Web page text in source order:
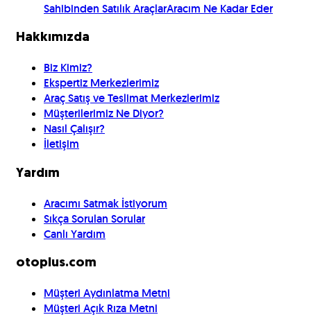
Sahibinden Satılık AraçlarAracım Ne Kadar Eder
Hakkımızda
Biz Kimiz?
Ekspertiz Merkezlerimiz
Araç Satış ve Teslimat Merkezlerimiz
Müşterilerimiz Ne Diyor?
Nasıl Çalışır?
İletişim
Yardım
Aracımı Satmak İstiyorum
Sıkça Sorulan Sorular
Canlı Yardım
otoplus.com
Müşteri Aydınlatma Metni
Müşteri Açık Rıza Metni